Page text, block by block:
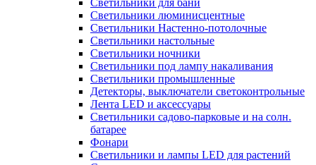
Светильники для бани
Светильники люминисцентные
Светильники Настенно-потолочные
Светильники настольные
Светильники ночники
Светильники под лампу накаливания
Светильники промышленные
Детекторы, выключатели светоконтрольные
Лента LED и аксессуары
Светильники садово-парковые и на солн.
батарее
Фонари
Светильники и лампы LED для растений